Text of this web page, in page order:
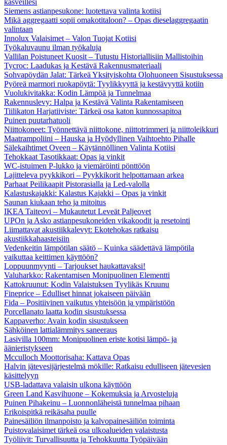
Siemens astianpesukone: luotettava valinta kotiisi
Mikä aggregaatti sopii omakotitaloon? – Opas dieselaggregaatin
valintaan
Innolux Valaisimet – Valon Tuojat Kotiisi
Työkaluvaunu ilman työkaluja
Vallilan Poistuneet Kuosit – Tutustu Historiallisiin Mallistoihin
Tycroc: Laadukas ja Kestävä Rakennusmateriaali
Sohvapöydän Jalat: Tärkeä Yksityiskohta Olohuoneen Sisustuksessa
Pyöreä marmori ruokapöytä: Tyylikkyyttä ja kestävyyttä kotiin
Vuolukivitakka: Kodin Lämpöä ja Tunnelmaa
Rakennuslevy: Halpa ja Kestävä Valinta Rakentamiseen
Tiilikaton Harjatiiviste: Tärkeä osa katon kunnossapitoa
Puinen puutarhatuoli
Niittokoneet: Työnnettävä niittokone, niittotrimmeri ja niittoleikkuri
Maatrampoliini – Hauska ja Hyödyllinen Vaihtoehto Pihalle
Sälekaihtimet Oveen – Käytännöllinen Valinta Kotiisi
Tehokkaat Tasotikkaat: Opas ja vinkit
WC-istuimen P-lukko ja viemäröinti pönttöön
Lajitteleva pyykkikori – Pyykkikorit helpottamaan arkea
Parhaat Peilikaapit Pistorasialla ja Led-valolla
Kalastuskajakki: Kalastus Kajakki – Opas ja vinkit
Saunan kiukaan teho ja mitoitus
IKEA Taiteovi – Mukautetut Leveät Paljeovet
UPOn ja Asko astianpesukoneiden vikakoodit ja resetointi
Liimattavat akustiikkalevyt: Ekotehokas ratkaisu
akustiikkahaasteisiin
Vedenkeitin lämpötilan säätö – Kuinka säädettävä lämpötila
vaikuttaa keittimen käyttöön?
Loppuunmyynti – Tarjoukset haukattavaksi!
Valuharkko: Rakentamisen Monipuolinen Elementti
Kattokruunut: Kodin Valaistuksen Tyylikäs Kruunu
Fineprice – Edulliset hinnat jokaiseen päivään
Fida – Positiivinen vaikutus yhteisöön ja ympäristöön
Porcellanato laatta kodin sisustuksessa
Kappaverho: Avain kodin sisustukseen
Sähköinen lattialämmitys saneeraus
Lasivilla 100mm: Monipuolinen eriste kotisi lämpö- ja
äänieristykseen
Mcculloch Moottorisaha: Kattava Opas
Halvin jätevesijärjestelmä mökille: Ratkaisu edulliseen jätevesien
käsittelyyn
USB-ladattava valaisin ulkona käyttöön
Green Land Kasvihuone – Kokemuksia ja Arvosteluja
Puinen Pihakeinu – Luonnonläheistä tunnelmaa pihaan
Erikoispitkä reikäsaha puulle
Painesäiliön ilmanpoisto ja kalvopainesäiliön toiminta
Puistovalaisimet tärkeä osa ulkoalueiden valaistusta
Työliivit: Turvallisuutta ja Tehokkuutta Työpäivään